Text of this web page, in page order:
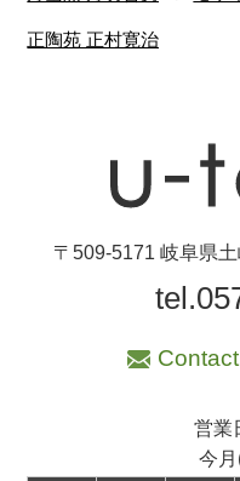
〒509-5171 岐阜県
Contact
営業
今